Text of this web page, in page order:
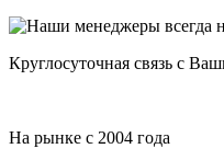
Круглосуточная связь с
На рынке с 2004 года